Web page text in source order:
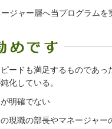
ジャー層へ当プログラムを
ードも満足するものであっ
化している。
明確でない
現職の部長やマネージャー